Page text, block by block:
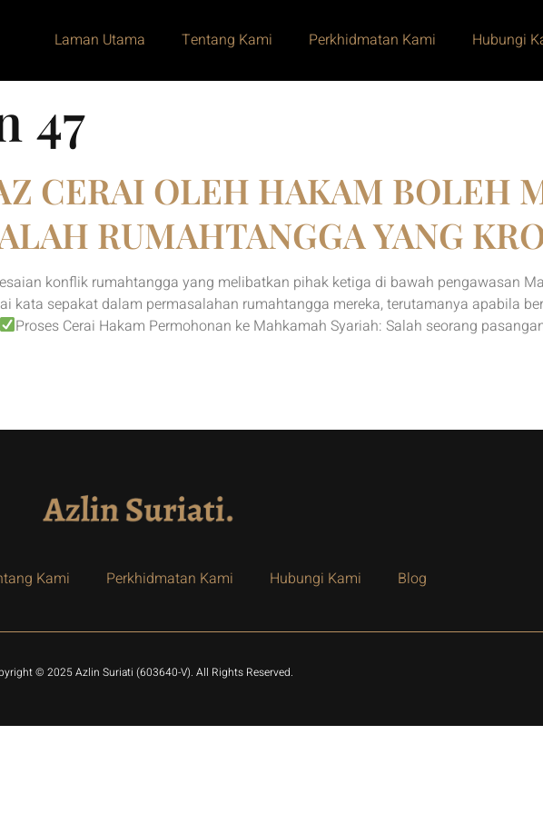
Laman Utama Tentang Kami Perkhidmatan Kami Hubungi
47
CERAI OLEH HAKAM BOLEH
RUMAHTANGGA YANG
konflik rumahtangga yang melibatkan pihak ketiga di bawah pengawasan
kata sepakat dalam permasalahan rumahtangga mereka, terutamanya apabila
Proses Cerai Hakam Permohonan ke Mahkamah Syariah: Salah seorang
Kami Perkhidmatan Kami Hubungi Kami Blog
© 2025 Azlin Suriati (603640-V). All Rights Reserved.